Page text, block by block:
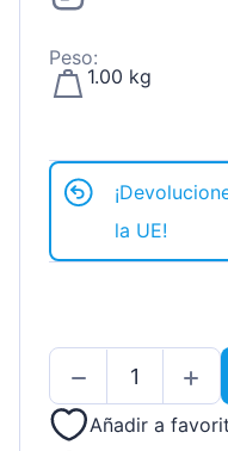
Peso:
1.00 kg
la UE!
Añadir a